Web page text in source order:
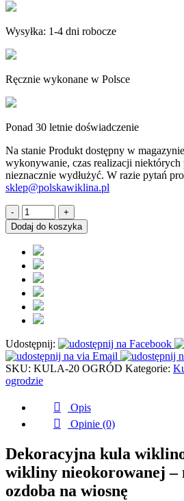
Wysyłka: 1-4 dni robocze
Ręcznie wykonane w Polsce
Ponad 30 letnie doświadczenie
Na stanie Produkt dostępny w
wykonywanie, czas realizacji niektórych
nieznacznie wydłużyć. W razie pytań
sklep@polskawiklina.pl
ilość
Dekoracyjna
Kula
Plecionej
Wikliny
ozdoba
do
domu
i
20
cm
Dodaj do koszyka
Udostępnij:
SKU: KULA-20 OGRÓD Kategorie:
ogrodzie
Opis
Opinie (0)
Dekoracyjna kula
wikliny nieokorowanej –
ozdoba na wiosnę